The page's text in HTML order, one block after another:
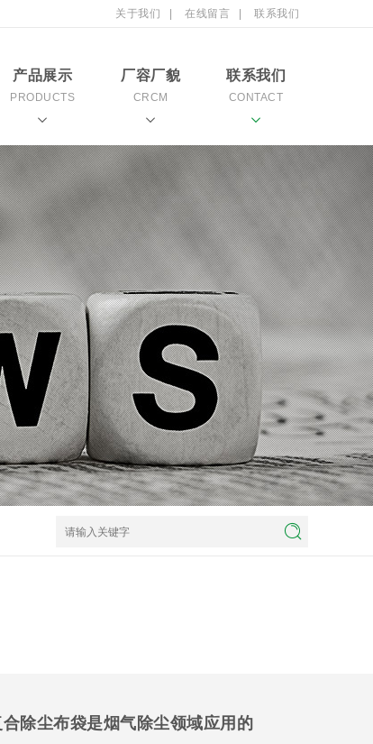
关于我们 在线留言 联系我们
产品展示
PRODUCTS
厂容厂貌
CRCM
联系我们
CONTACT
除尘布袋是烟气除尘领域应用的